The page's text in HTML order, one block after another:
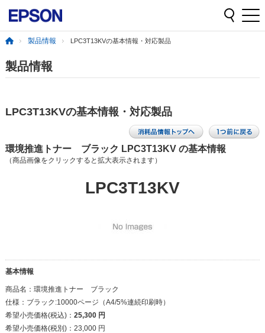
製品情報 LPC3T13KVの基本情報・対応製品
製品情報
LPC3T13KVの基本情報・対応製品
環境推進トナー ブラック LPC3T13KV の基本情報
（商品画像をクリックすると拡大表示されます）
LPC3T13KV
基本情報
商品名： 環境推進トナー ブラック
仕様： ブラック:10000ページ（A4/5%連続印刷時）
希望小売価格(税込)： 25,300 円
希望小売価格(税別)： 23,000 円